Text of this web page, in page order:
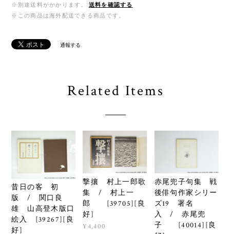
※別途送料がかかります。
送料を確認する
※この商品は海外配送できる商品です。
通報する
Related Items
昔日の客 初
版 / 関口良
雄 山高登木版口
絵入 [39267][良
好]
撃攘 村上一郎歌
集 / 村上一
郎 [39705][良
好]
¥4,400
赤尾兜子句集 戦
後俳句作家シリー
ズ19 署名
入 / 赤尾兜
子 [40014][良